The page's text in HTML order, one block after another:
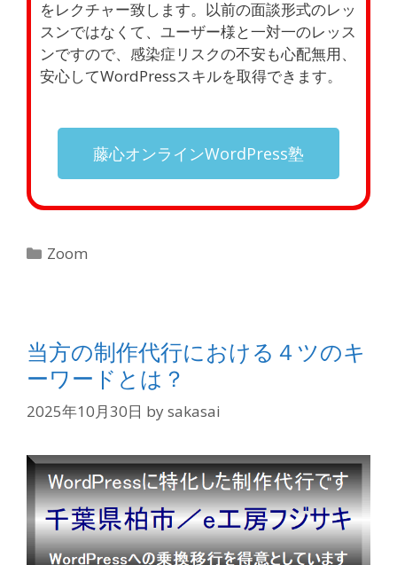
をレクチャー致します。以前の面談形式のレッ
スンではなくて、ユーザー様と一対一のレッス
ンですので、感染症リスクの不安も心配無用、
安心してWordPressスキルを取得できます。
藤心オンラインWordPress塾
Zoom
当方の制作代行における４ツのキ
ーワードとは？
2025年10月30日 bysakasai